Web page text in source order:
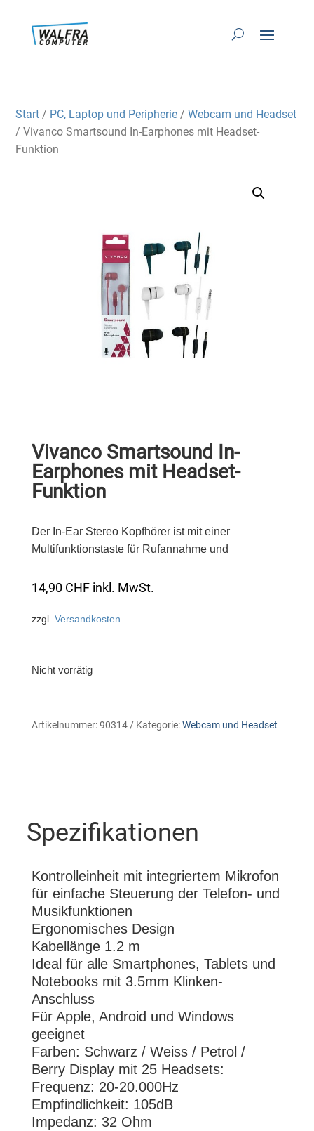
Start / PC, Laptop und Peripherie /Webcam und Headset
/ Vivanco Smartsound In-Earphones mit Headset-
Funktion
Vivanco Smartsound In-
Earphones mit Headset-
Funktion
Der In-Ear Stereo Kopfhörer ist mit einer
Multifunktionstaste für Rufannahme und
14,90 CHF inkl. MwSt.
zzgl. Versandkosten
Nicht vorrätig
Artikelnummer:90314 Kategorie:Webcam und Headset
Spezifikationen
Kontrolleinheit mit integriertem Mikrofon
für einfache Steuerung der Telefon- und
Musikfunktionen
Ergonomisches Design
Kabellänge 1.2 m
Ideal für alle Smartphones, Tablets und
Notebooks mit 3.5mm Klinken-
Anschluss
Für Apple, Android und Windows
geeignet
Farben: Schwarz / Weiss / Petrol /
Berry Display mit 25 Headsets:
Frequenz: 20-20.000Hz
Empfindlichkeit: 105dB
Impedanz: 32 Ohm